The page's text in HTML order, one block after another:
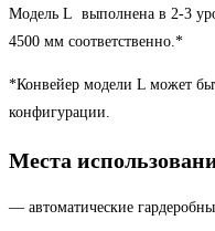
Модель L выполнена в 2-3
4500 мм соответственно.*
*Конвейер модели L может
конфигурации.
Места
— автоматические